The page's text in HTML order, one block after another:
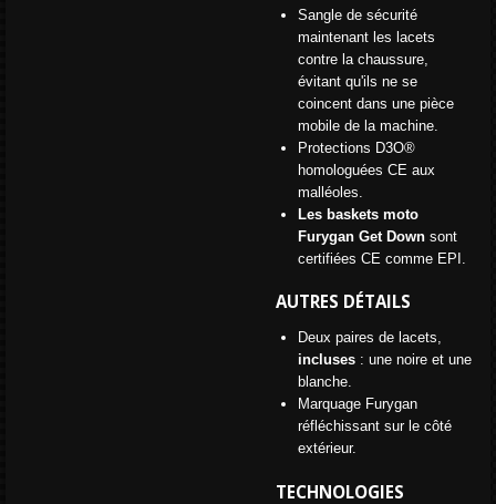
Sangle de sécurité
maintenant les lacets
contre la chaussure,
évitant qu'ils ne se
coincent dans une pièce
mobile de la machine.
Protections D3O®
homologuées CE aux
malléoles.
Les baskets moto
Furygan Get Downsont
certifiées CE comme EPI.
AUTRES DÉTAILS
Deux paires de lacets,
incluses: une noire et une
blanche.
Marquage Furygan
réfléchissant sur le côté
extérieur.
TECHNOLOGIES